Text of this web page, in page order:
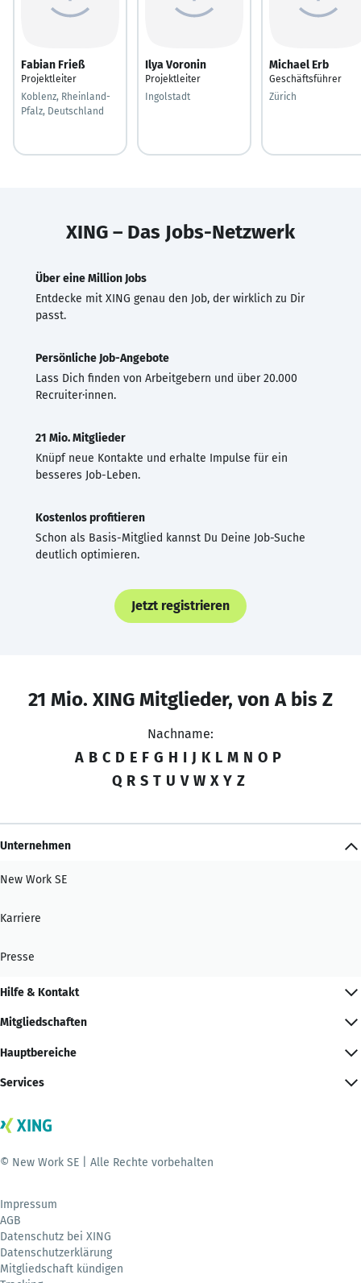
Fabian Frieß
Projektleiter
Koblenz, Rheinland-
Pfalz, Deutschland
Ilya Voronin
Projektleiter
Ingolstadt
Michael Erb
Geschäftsführer
Zürich
XING – Das Jobs-Netzwerk
Über eine Million Jobs
Entdecke mit XING genau den Job, der wirklich zu Dir
passt.
Persönliche Job-Angebote
Lass Dich finden von Arbeitgebern und über 20.000
Recruiter·innen.
21 Mio. Mitglieder
Knüpf neue Kontakte und erhalte Impulse für ein
besseres Job-Leben.
Kostenlos profitieren
Schon als Basis-Mitglied kannst Du Deine Job-Suche
deutlich optimieren.
Jetzt registrieren
21 Mio. XING Mitglieder, von A bis Z
Nachname:
A B C D E F G H I J K L M N O P
Q R S T U V W X Y Z
Unternehmen
New Work SE
Karriere
Presse
Hilfe & Kontakt
Mitgliedschaften
Hauptbereiche
Services
© New Work SE | Alle Rechte vorbehalten
Impressum
AGB
Datenschutz bei XING
Datenschutzerklärung
Mitgliedschaft kündigen